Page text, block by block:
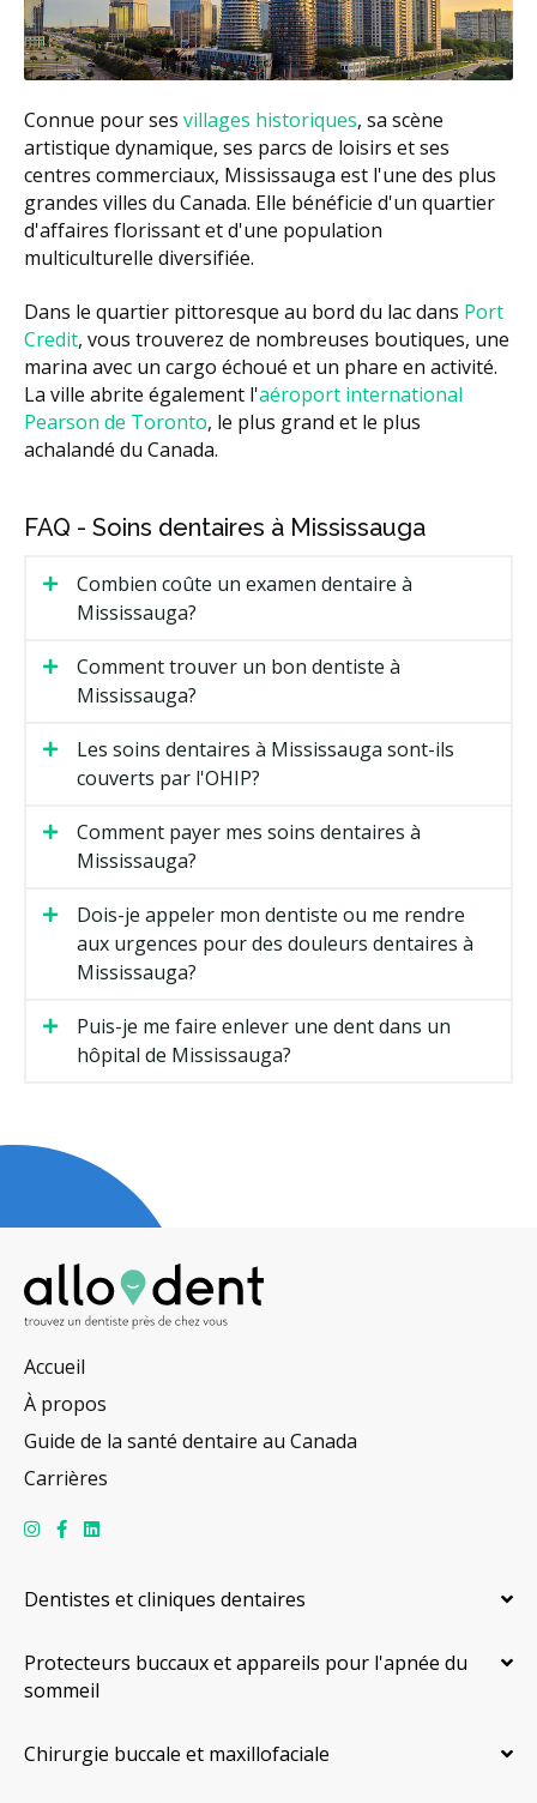
Connue pour ses villages historiques, sa scène
artistique dynamique, ses parcs de loisirs et ses
centres commerciaux, Mississauga est l'une des plus
grandes villes du Canada. Elle bénéficie d'un quartier
d'affaires florissant et d'une population
multiculturelle diversifiée.
Dans le quartier pittoresque au bord du lac dans Port
Credit, vous trouverez de nombreuses boutiques, une
marina avec un cargo échoué et un phare en activité.
La ville abrite également l'aéroport international
Pearson de Toronto, le plus grand et le plus
achalandé du Canada.
FAQ - Soins dentaires à Mississauga
Combien coûte un examen dentaire à
Mississauga?
Comment trouver un bon dentiste à
Mississauga?
Les soins dentaires à Mississauga sont-ils
couverts par l'OHIP?
Comment payer mes soins dentaires à
Mississauga?
Dois-je appeler mon dentiste ou me rendre
aux urgences pour des douleurs dentaires à
Mississauga?
Puis-je me faire enlever une dent dans un
hôpital de Mississauga?
Accueil
À propos
Guide de la santé dentaire au Canada
Carrières
Dentistes et cliniques dentaires
Protecteurs buccaux et appareils pour l'apnée du
sommeil
Chirurgie buccale et maxillofaciale